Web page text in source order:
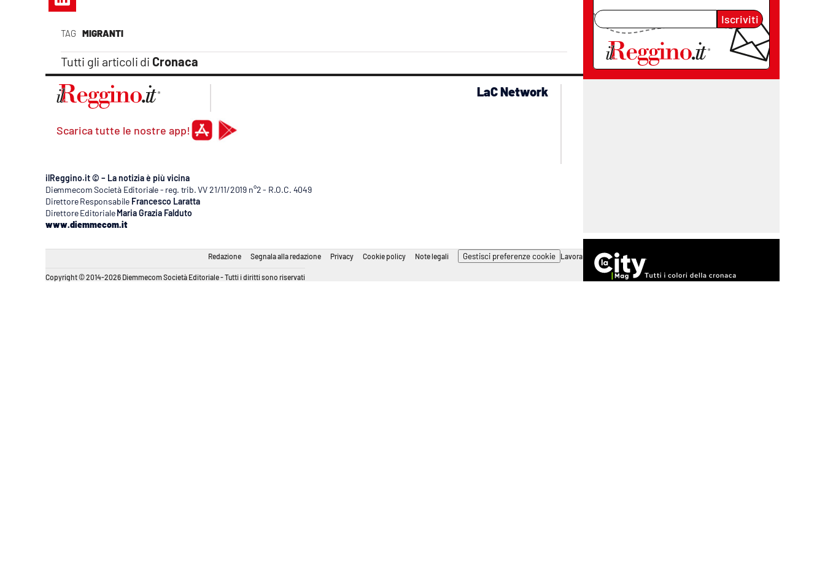
Vai
TAG MIGRANTI
Tutti gli articoli di Cronaca
Iscriviti
Scarica tutte le nostre app!
LaC Network
ilReggino.it © – La notizia è più vicina
Diemmecom Società Editoriale - reg. trib. VV 21/11/2019 n°2 - R.O.C. 4049
Direttore Responsabile Francesco Laratta
Direttore Editoriale Maria Grazia Falduto
www.diemmecom.it
Redazione Segnala alla redazione Privacy Cookie policy Note legali Gestisci preferenze cookie Lavora con noi
Copyright © 2014-2026 Diemmecom Società Editoriale - Tutti i diritti sono riservati